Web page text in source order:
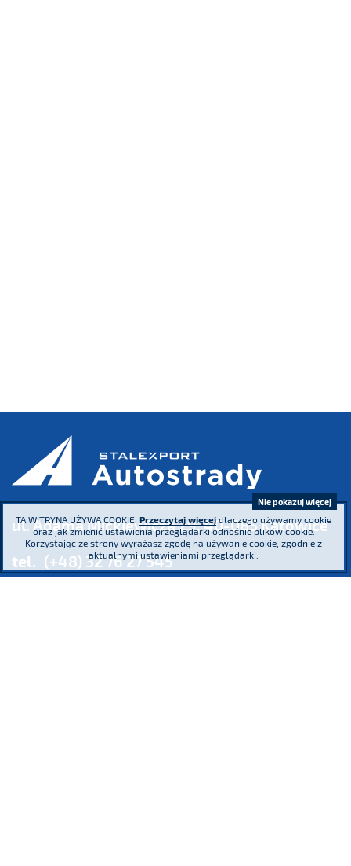
ul. Adama Mickiewicza 29, 40-085 Katowice
tel. (+48) 32 76 27 545
TA WITRYNA UŻYWA COOKIE. Przeczytaj więcejdlaczego używamy cookie
oraz jak zmienić ustawienia przeglądarki odnośnie plików cookie.
Korzystając ze strony wyrażasz zgodę na używanie cookie, zgodnie z
aktualnymi ustawieniami przeglądarki.
Nie pokazuj więcej